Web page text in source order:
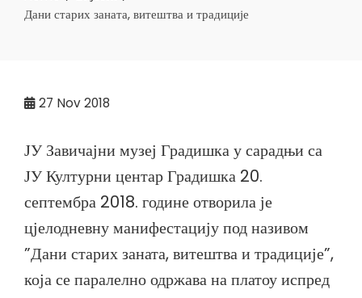
Дани старих заната, витештва и традиције
27 Nov 2018
ЈУ Завичајни музеј Градишка у сарадњи са
ЈУ Културни центар Градишка 20.
септембра 2018. године отворила је
цјелодневну манифестацију под називом
”Дани старих заната, витештва и традиције”,
која се паралелно одржава на платоу испред